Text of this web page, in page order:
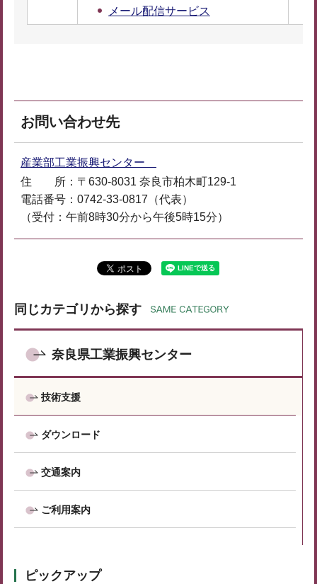
メール配信サービス
お問い合わせ先
産業部工業振興センター
住 所：〒630-8031 奈良市柏木町129-1
電話番号：0742-33-0817（代表）
（受付：午前8時30分から午後5時15分）
同じカテゴリから探す
奈良県工業振興センター
技術支援
ダウンロード
交通案内
ご利用案内
ピックアップ